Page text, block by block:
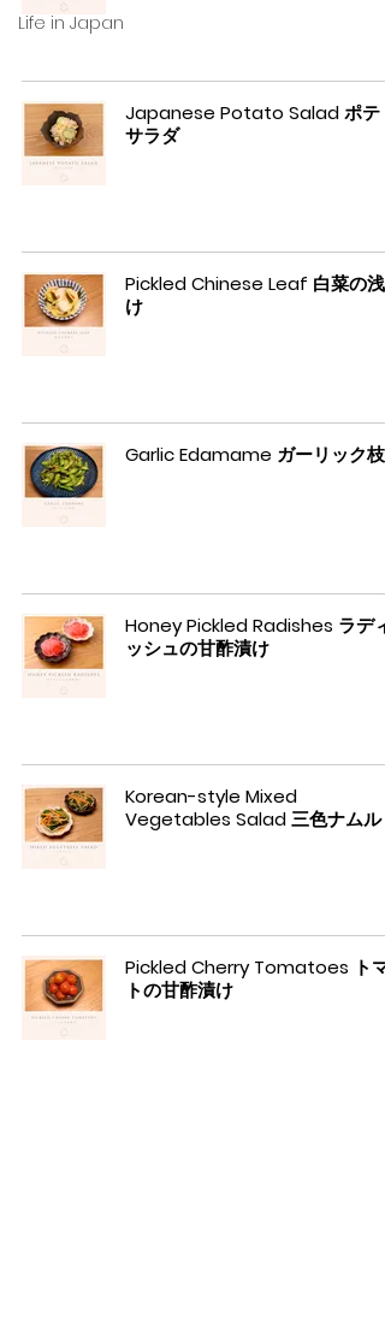
Life in Japan
Japanese Potato Salad ポテト
サラダ
Pickled Chinese Leaf 白菜の浅
け
Garlic Edamame ガーリック枝
Honey Pickled Radishes ラディ
ッシュの甘酢漬け
Korean-style Mixed
Vegetables Salad 三色ナムル
Pickled Cherry Tomatoes トマ
トの甘酢漬け